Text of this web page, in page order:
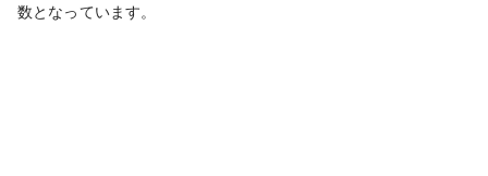
数となっています。